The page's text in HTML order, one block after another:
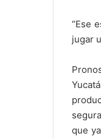
“Ese
jugar
que